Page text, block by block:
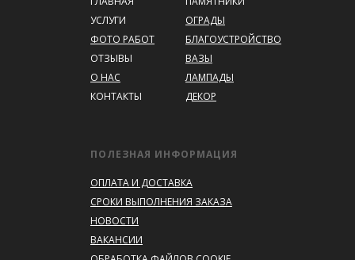
УСЛУГИ
ФОТО РАБОТ
ОТЗЫВЫ
О НАС
КОНТАКТЫ
ОГРАДЫ
БЛАГОУСТРОЙСТВО
ВАЗЫ
ЛАМПАДЫ
ДЕКОР
ПОЛЕЗНАЯ ИНФОРМАЦИЯ
ОПЛАТА И ДОСТАВКА
СРОКИ ВЫПОЛНЕНИЯ ЗАКАЗА
НОВОСТИ
ВАКАНСИИ